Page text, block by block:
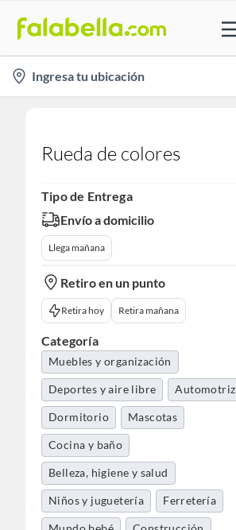
location-
icon
Ingresa tu ubicación
Rueda de colores
Tipo de Entrega
Envío a domicilio
Llega mañana
Retiro en un punto
Retira hoy Retira mañana
Categoría
Muebles y organización
Deportes y aire libre Automotriz
Dormitorio Mascotas
Cocina y baño
Belleza, higiene y salud
Niños y juguetería Ferretería